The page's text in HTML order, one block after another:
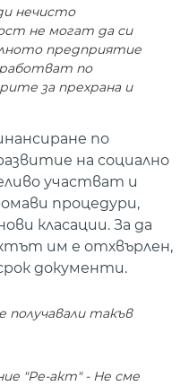
нечисто
не могат да си
предприятие
по
за прехрана и
по
на социално
участват и
процедури,
класации. За да
им е отхвърлен,
документи.
получавали такъв
"Ре-акт" - Не сме